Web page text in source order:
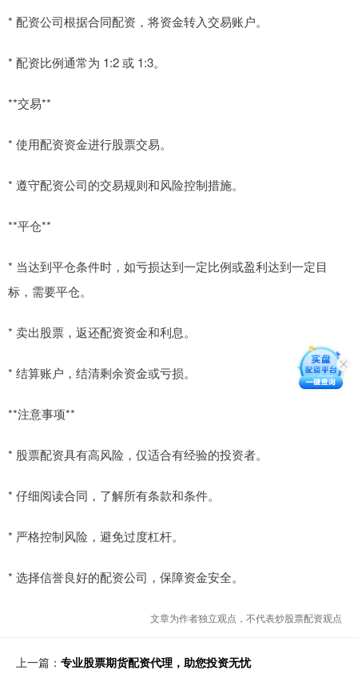
* 配资公司根据合同配资，将资金转入交易账户。
* 配资比例通常为 1:2 或 1:3。
**交易**
* 使用配资资金进行股票交易。
* 遵守配资公司的交易规则和风险控制措施。
**平仓**
* 当达到平仓条件时，如亏损达到一定比例或盈利达到一定目
标，需要平仓。
* 卖出股票，返还配资资金和利息。
* 结算账户，结清剩余资金或亏损。
**注意事项**
* 股票配资具有高风险，仅适合有经验的投资者。
* 仔细阅读合同，了解所有条款和条件。
* 严格控制风险，避免过度杠杆。
* 选择信誉良好的配资公司，保障资金安全。
文章为作者独立观点，不代表炒股票配资观点
上一篇： 专业股票期货配资代理，助您投资无忧